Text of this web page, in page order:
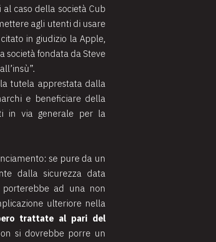
caso della società Cub
agli utenti di usare
in giudizio la Apple,
società fondata da Steve
tutela apprestata dalla
e beneficiare della
in via generale per la
se pure da un
dalla sicurezza data
porterebbe ad una non
ulteriore nella
trattate al pari del
si dovrebbe porre un